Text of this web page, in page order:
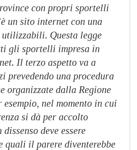
con propri sportelli
un sito internet con una
Questa legge
gli sportelli impresa in
Il terzo aspetto va a
prevedendo una procedura
organizzate dalla Regione
nel momento in cui
si dà per accolto
deve essere
quali il parere diventerebbe